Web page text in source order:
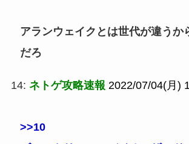
アランウェイクとは世代が違うか
だろ
14: ネトゲ攻略速報 2022/07/04(月)
>>10